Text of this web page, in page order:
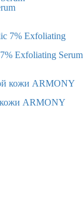
Exfoliating Serum
кожи ARMONY